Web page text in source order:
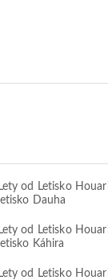
Lety od Letisko
letisko Dauha
Lety od Letisko
letisko Káhira
Lety od Letisko